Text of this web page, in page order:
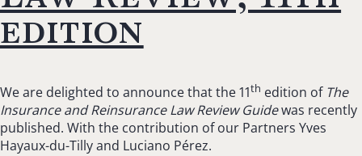
edition
We are delighted to announce that the 11th edition ofThe
Insurance and Reinsurance Law Review Guidewas recently
published. With the contribution of our Partners Yves
Hayaux-du-Tilly and Luciano Pérez.